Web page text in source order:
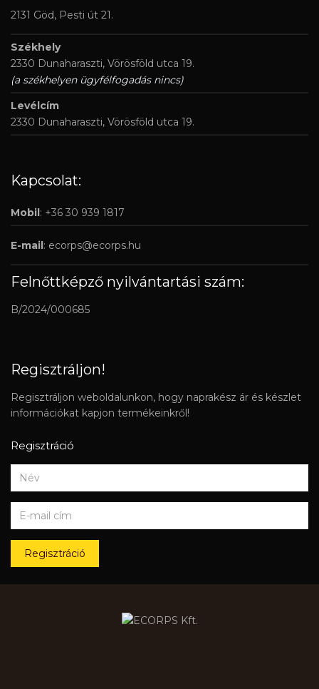
2131 Göd, Pesti út 21.
Székhely
2330 Dunaharaszti, Vörösföld utca 19.
(a székhelyen ügyfélfogadás nincs)
Levélcím
2330 Dunaharaszti, Vörösföld utca 19.
Kapcsolat:
Mobil : +36 30 939 1817
E-mail : ecorps@ecorps.hu
Felnőttképző nyilvántartási szám:
B/2024/000685
Regisztráljon!
Regisztráljon weboldalunkon, hogy naprakész ár és készlet
információkat kapjon termékeinkről!
Regisztráció
Regisztráció